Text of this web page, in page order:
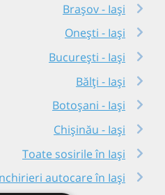
Brașov - Iași
Onești - Iași
București - Iași
Bălți - Iași
Botoșani - Iași
Chișinău - Iași
Toate sosirile în Iași
autocare în Iași